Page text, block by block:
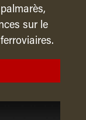
sur le